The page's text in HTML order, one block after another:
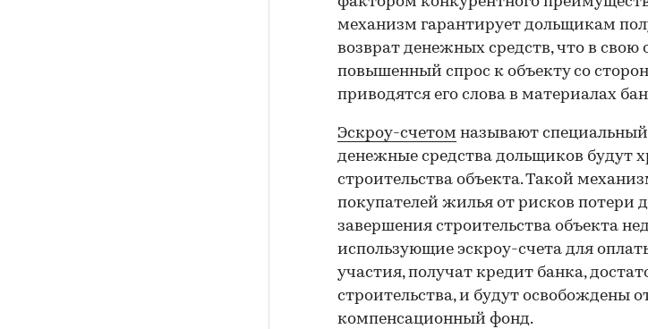
механизм гарантирует дольщикам
возврат денежных средств, что в свою
повышенный спрос к объекту со
приводятся его слова в материалах
Эскроу-счетом называют специальный
денежные средства дольщиков будут
строительства объекта. Такой
покупателей жилья от рисков потери
завершения строительства объекта
использующие эскроу-счета для
участия, получат кредит банка,
строительства, и будут освобождены
компенсационный фонд.